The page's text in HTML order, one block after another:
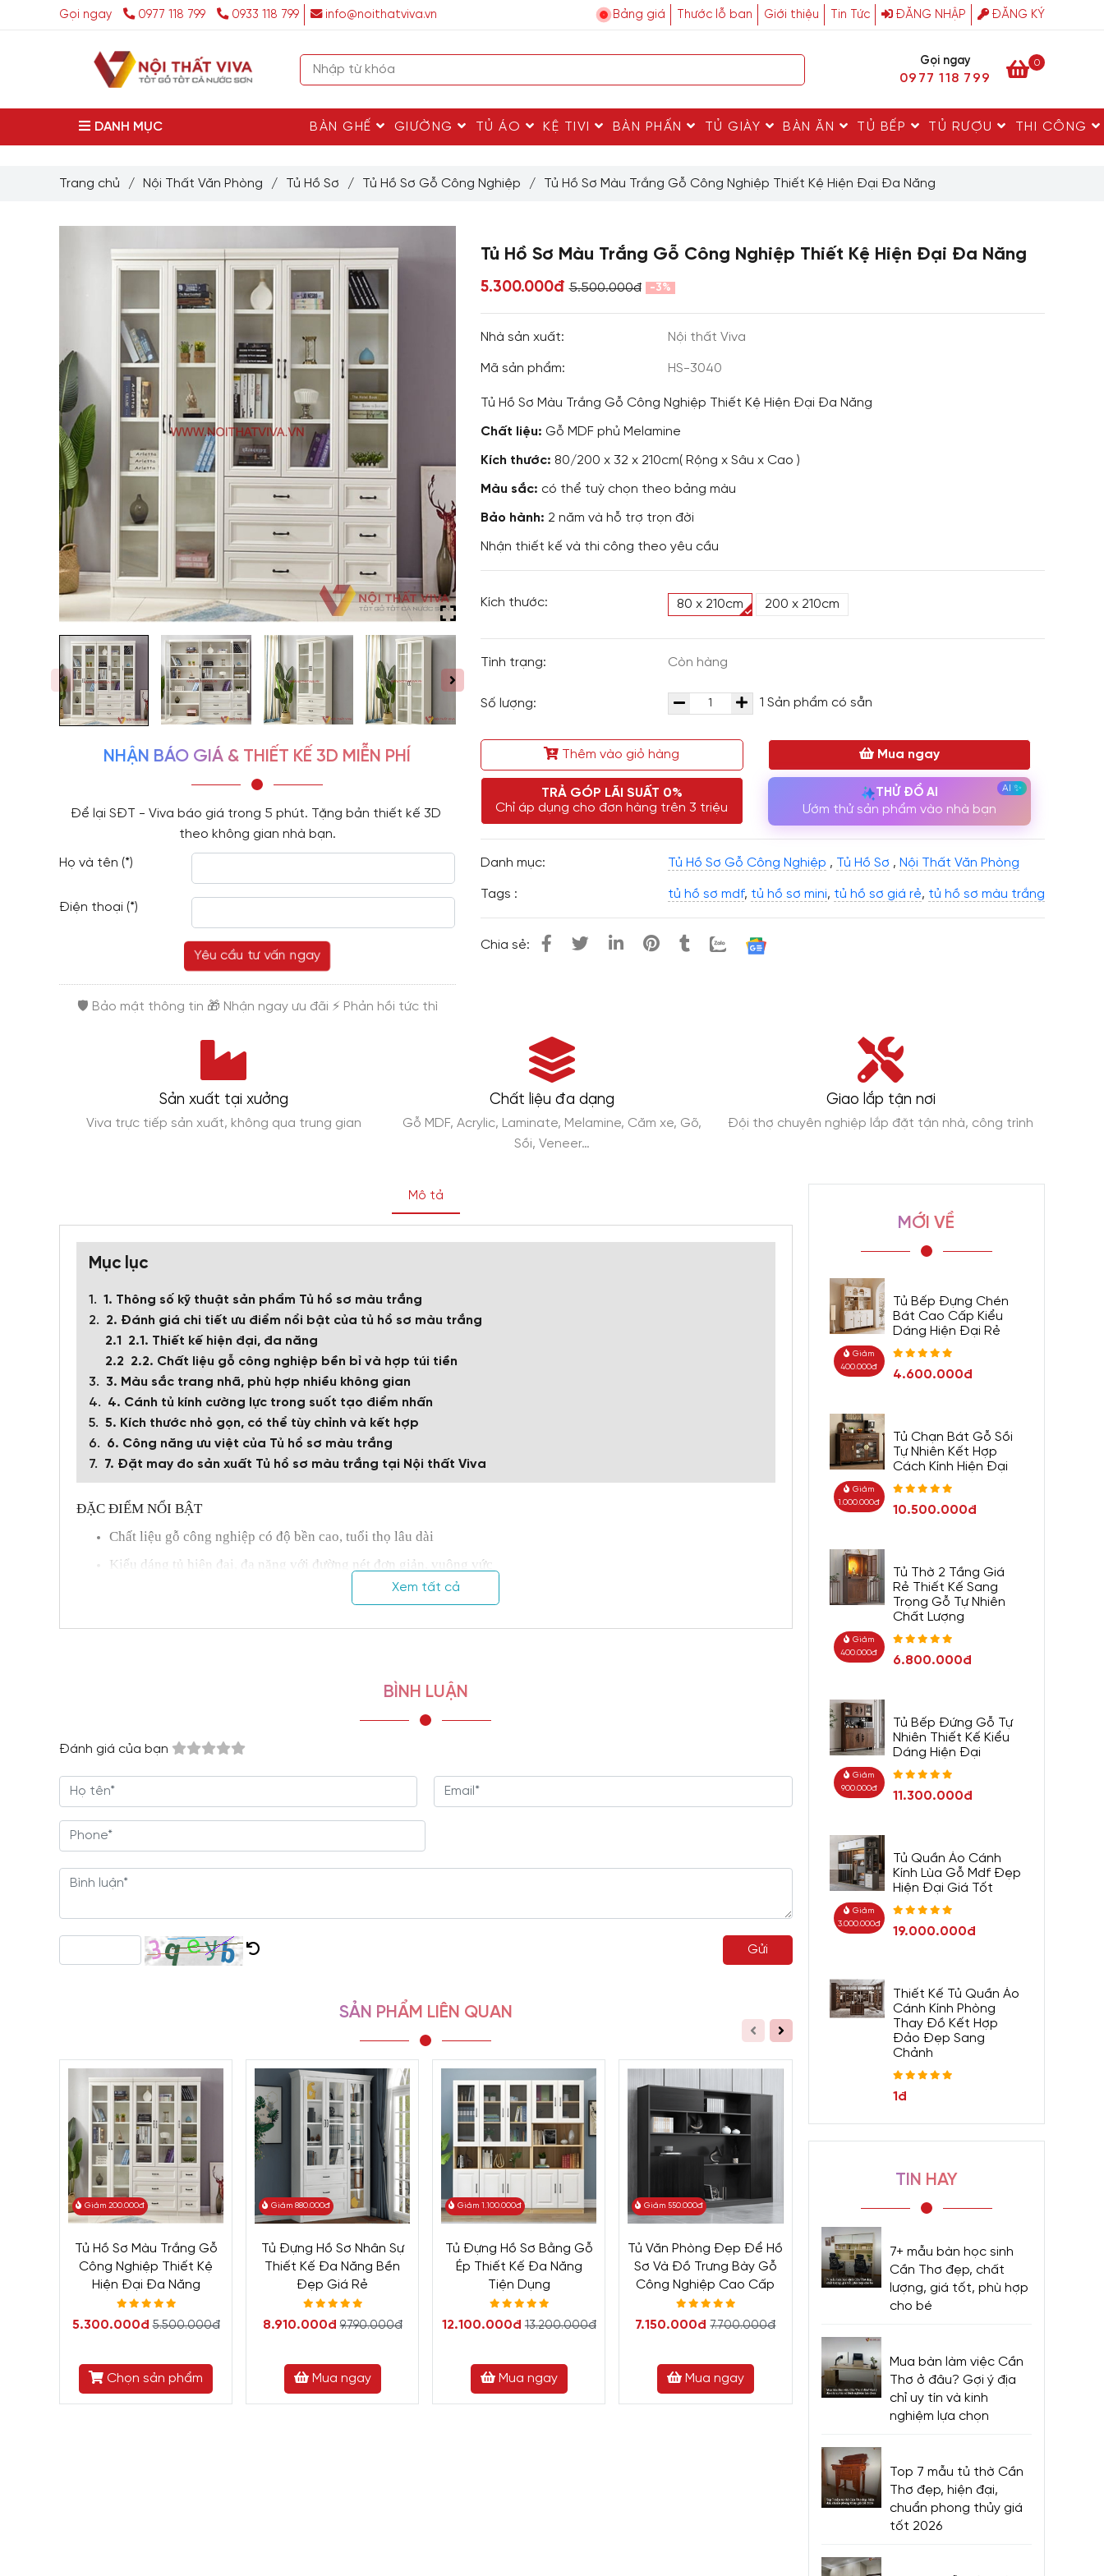
Gọi ngay 0977 118 799 0933 118 799 info@noithatviva.vn Bảng giá Thước lỗ ban Giới thiệu Tin Tức ĐĂNG NHẬP ĐĂNG KÝ
Gọi ngay
0977 118 799
0
DANH MỤC BÀN GHẾ GIƯỜNG TỦ ÁO KỆ TIVI BÀN PHẤN TỦ GIÀY BÀN ĂN TỦ BẾP TỦ RƯỢU THI CÔNG
Trang chủ / Nội Thất Văn Phòng / Tủ Hồ Sơ / Tủ Hồ Sơ Gỗ Công Nghiệp / Tủ Hồ Sơ Màu Trắng Gỗ Công Nghiệp Thiết Kệ Hiện Đại Đa Năng
NHẬN BÁO GIÁ & THIẾT KẾ 3D MIỄN PHÍ
Để lại SĐT - Viva báo giá trong 5 phút. Tặng bản thiết kế 3D
theo không gian nhà bạn.
Họ và tên (*)
Điện thoại (*)
Yêu cầu tư vấn ngay
Tủ Hồ Sơ Màu Trắng Gỗ Công Nghiệp Thiết Kệ Hiện Đại Đa Năng
5.300.000đ 5.500.000đ -3%
Nhà sản xuất: Nội thất Viva
Mã sản phẩm: HS-3040
Tủ Hồ Sơ Màu Trắng Gỗ Công Nghiệp Thiết Kệ Hiện Đại Đa Năng
Chất liệu: Gỗ MDF phủ Melamine
Kích thước: 80/200 x 32 x 210cm( Rộng x Sâu x Cao )
Màu sắc: có thể tuỳ chọn theo bảng màu
Bảo hành: 2 năm và hỗ trợ trọn đời
Nhận thiết kế và thi công theo yêu cầu
Kích thước: 80 x 210cm 200 x 210cm
Tình trạng: Còn hàng
Số lượng: 1 Sản phẩm có sẵn
Thêm vào giỏ hàng Mua ngay
TRẢ GÓP LÃI SUẤT 0%
Chỉ áp dụng cho đơn hàng trên 3 triệu
THỬ ĐỒ AI
Ướm thử sản phẩm vào nhà bạn
Danh mục: Tủ Hồ Sơ Gỗ Công Nghiệp , Tủ Hồ Sơ , Nội Thất Văn Phòng
Tags : tủ hồ sơ mdf, tủ hồ sơ mini, tủ hồ sơ giá rẻ, tủ hồ sơ màu trắng
Chia sẻ:
Sản xuất tại xưởng
Viva trực tiếp sản xuất, không qua trung gian
Chất liệu đa dạng
Gỗ MDF, Acrylic, Laminate, Melamine, Căm xe, Gõ,
Sồi, Veneer…
Giao lắp tận nơi
Đội thợ chuyên nghiệp lắp đặt tận nhà, công trình
Mô tả
Mục lục
1. Thông số kỹ thuật sản phẩm Tủ hồ sơ màu trắng
2. Đánh giá chi tiết ưu điểm nổi bật của tủ hồ sơ màu trắng
2.1. Thiết kế hiện đại, đa năng
2.2. Chất liệu gỗ công nghiệp bền bỉ và hợp túi tiền
3. Màu sắc trang nhã, phù hợp nhiều không gian
4. Cánh tủ kính cường lực trong suốt tạo điểm nhấn
5. Kích thước nhỏ gọn, có thể tùy chỉnh và kết hợp
6. Công năng ưu việt của Tủ hồ sơ màu trắng
7. Đặt may đo sản xuất Tủ hồ sơ màu trắng tại Nội thất Viva
ĐẶC ĐIỂM NỔI BẬT
Chất liệu gỗ công nghiệp có độ bền cao, tuổi thọ lâu dài
Kiểu dáng tủ hiện đại, đa năng với đường nét đơn giản, vuông vức
Cấu tạo tủ chia làm hai: phần tủ cánh kính và ngăn kéo
Tay nắm và hệ thống bản lề, ray trượt làm từ kim loại cao cấp
Tủ hồ sơ màu trắngsản xuất hoàn toàn tại xưởng của Nội thất Viva
Hỗ trợ giao lắp tận nơi hoàn toàn miễn phí
Tủ hồ sơ là vật dụng không thể thiếu trong bất kỳ văn phòng nào. Nó giúp lưu trữ, sắp xếp hồ sơ, tài liệu một cách khoa
học, ngăn nắp, tạo nên sự chuyên nghiệp cho không gian làm việc.
Xem tất cả
BÌNH LUẬN
Đánh giá của bạn
Gửi
SẢN PHẨM LIÊN QUAN
Giảm 200.000đ
Tủ Hồ Sơ Màu Trắng Gỗ
Công Nghiệp Thiết Kệ
Hiện Đại Đa Năng
5.300.000đ 5.500.000đ
Chọn sản phẩm
Giảm 880.000đ
Tủ Đựng Hồ Sơ Nhân Sự
Thiết Kế Đa Năng Bền
Đẹp Giá Rẻ
8.910.000đ 9.790.000đ
Mua ngay
Giảm 1.100.000đ
Tủ Đựng Hồ Sơ Bằng Gỗ
Ép Thiết Kế Đa Năng
Tiện Dụng
12.100.000đ 13.200.000đ
Mua ngay
Giảm 550.000đ
Tủ Văn Phòng Đẹp Để Hồ
Sơ Và Đồ Trưng Bày Gỗ
Công Nghiệp Cao Cấp
7.150.000đ 7.700.000đ
Mua ngay
Tủ Đựng Hồ Sơ Văn
Phòng Giá Rẻ Thiết Kế
Tiện Ích Hiện Đại
Mua ngay
MỚI VỀ
Giảm
400.000đ
Tủ Bếp Đựng Chén
Bát Cao Cấp Kiểu
Dáng Hiện Đại Rẻ
4.600.000đ
Giảm
1.000.000đ
Tủ Chạn Bát Gỗ Sồi
Tự Nhiên Kết Hợp
Cách Kính Hiện Đại
10.500.000đ
Giảm
400.000đ
Tủ Thờ 2 Tầng Giá
Rẻ Thiết Kế Sang
Trọng Gỗ Tự Nhiên
Chất Lượng
6.800.000đ
Giảm
900.000đ
Tủ Bếp Đứng Gỗ Tự
Nhiên Thiết Kế Kiểu
Dáng Hiện Đại
11.300.000đ
Giảm
3.000.000đ
Tủ Quần Áo Cánh
Kính Lùa Gỗ Mdf Đẹp
Hiện Đại Giá Tốt
19.000.000đ
Thiết Kế Tủ Quần Áo
Cánh Kính Phòng
Thay Đồ Kết Hợp
Đảo Đẹp Sang
Chảnh
1đ
TIN HAY
7+ mẫu bàn học sinh
Cần Thơ đẹp, chất
lượng, giá tốt, phù hợp
cho bé
Mua bàn làm việc Cần
Thơ ở đâu? Gợi ý địa
chỉ uy tín và kinh
nghiệm lựa chọn
Top 7 mẫu tủ thờ Cần
Thơ đẹp, hiện đại,
chuẩn phong thủy giá
tốt 2026